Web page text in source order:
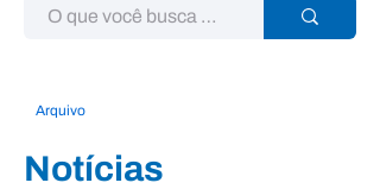
Arquivo
Notícias